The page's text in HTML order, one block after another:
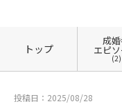
トップ
成
エピ
(2)
投稿日：2025/08/28